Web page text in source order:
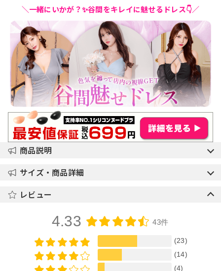
＼一緒にいかが？✨谷間をキレイに魅せるドレス👇／
商品説明
サイズ・商品詳細
レビュー
4.33 43件
(23)
(14)
(4)